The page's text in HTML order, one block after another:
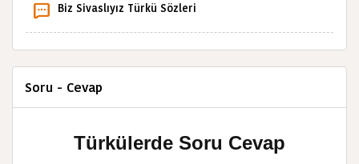
Biz Sivaslıyız Türkü Sözleri
Soru - Cevap
Türkülerde Soru Cevap